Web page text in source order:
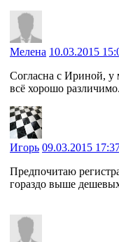
Мелена 10.03.2015
Согласна с Ириной, у
всё хорошо различимо.
Игорь 09.03.2015
Предпочитаю
гораздо выше